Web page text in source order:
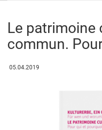
Le patrimoine
commun.
05.04.2019